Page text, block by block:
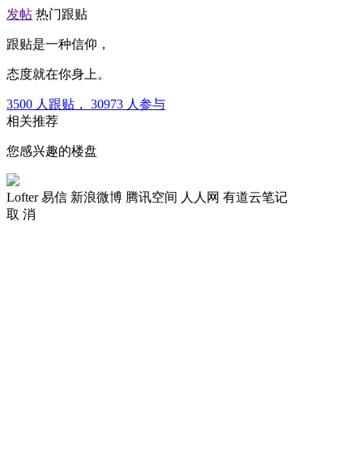
发帖 热门跟贴
跟贴是一种信仰，
态度就在你身上。
3500 人跟贴， 30973 人参与
相关推荐
您感兴趣的楼盘
Lofter 易信 新浪微博 腾讯空间 人人网 有道云笔记
取 消